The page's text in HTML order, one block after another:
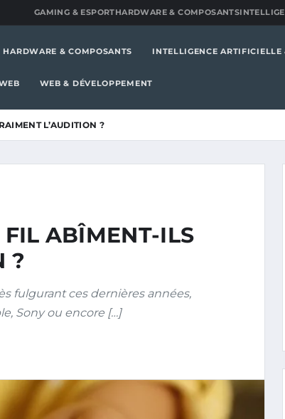
GAMING & ESPORTHARDWARE & COMPOSANTS
HARDWARE & COMPOSANTS INTELLIGENCE
WEB & DÉVELOPPEMENT
L’AUDITION ?
FIL ABÎMENT-ILS
?
fulgurant ces dernières années,
Sony ou encore […]